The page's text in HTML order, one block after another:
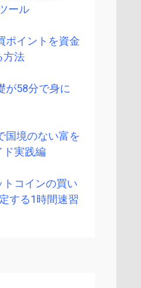
ール
ポイントを資金
方法
が58分で身に
国境のない富を
ド実践編
トコインの買い
する1時間速習